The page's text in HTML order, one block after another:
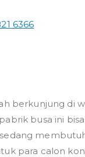
6366
berkunjung di
busa ini
para calon